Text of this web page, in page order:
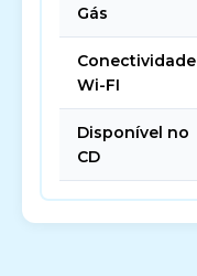
Gás
Conectividade
Wi-FI
Disponível no
CD